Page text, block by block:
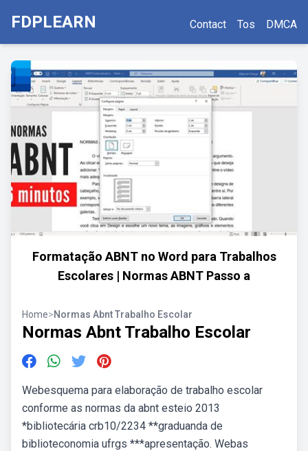
FDPLEARN Contact Tos DMCA
Formatação ABNT no Word para Trabalhos
Escolares | Normas ABNT Passo a
Home>Normas Abnt Trabalho Escolar
Normas Abnt Trabalho Escolar
Webesquema para elaboração de trabalho escolar
conforme as normas da abnt esteio 2013
*bibliotecária crb10/2234 **graduanda de
biblioteconomia ufrgs ***apresentação. Webas